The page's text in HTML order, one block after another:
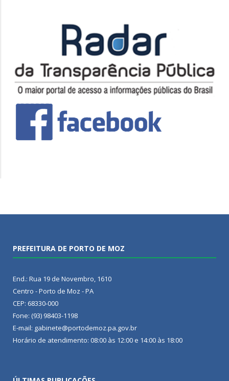
PREFEITURA DE PORTO DE MOZ
End.: Rua 19 de Novembro, 1610
Centro - Porto de Moz - PA
CEP: 68330-000
Fone: (93) 98403-1198
E-mail: gabinete@portodemoz.pa.gov.br
Horário de atendimento: 08:00 às 12:00 e 14:00 às 18:00